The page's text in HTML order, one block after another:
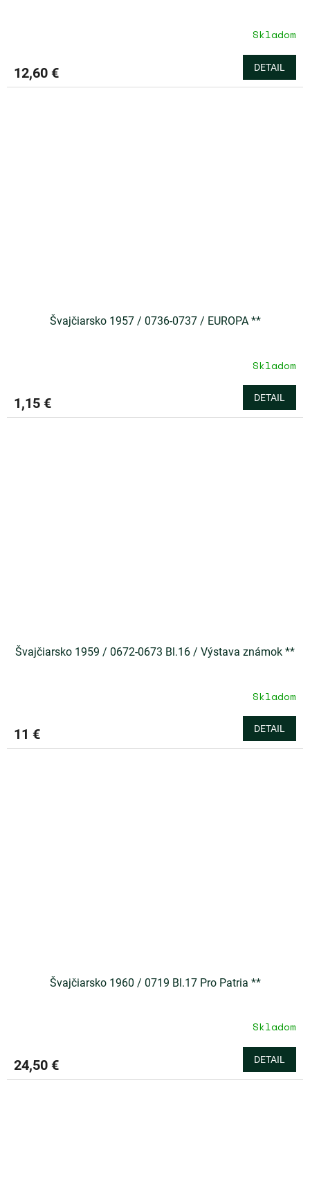
Skladom
12,60 € DETAIL
Švajčiarsko 1957 / 0736-0737 / EUROPA **
Skladom
1,15 € DETAIL
Švajčiarsko 1959 / 0672-0673 Bl.16 / Výstava známok **
Skladom
11 € DETAIL
Švajčiarsko 1960 / 0719 Bl.17 Pro Patria **
Skladom
24,50 € DETAIL